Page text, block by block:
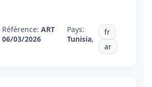
Référence: ART
06/03/2026
Pays:
Tunisia,
fr
ar